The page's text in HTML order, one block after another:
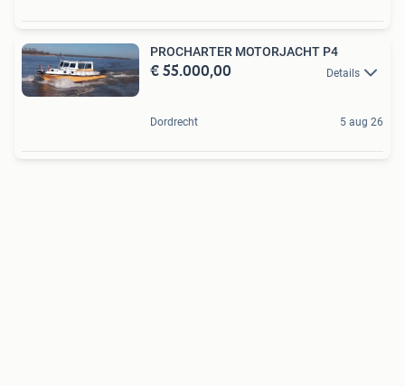
PROCHARTER MOTORJACHT P4
€ 55.000,00 Details
Dordrecht 5 aug 26